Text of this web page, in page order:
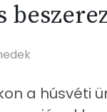
a húsvéti